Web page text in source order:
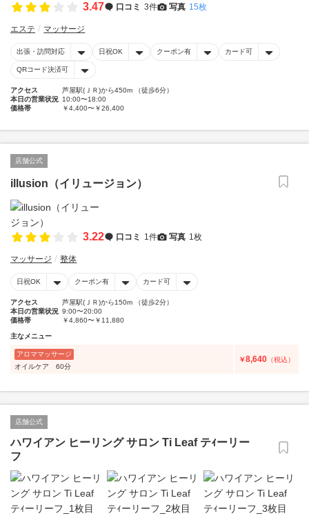
3.47 口コミ 3件 写真 15枚
エステ マッサージ
出張・訪問対応 日祝OK クーポン有 カード可
QRコード決済可
アクセス
芦屋駅(ＪＲ)から450m （徒歩6分）
本日の営業状況 10:00〜18:00
価格帯
￥4,400〜￥26,400
店舗公式
illusion（イリュージョン）
3.22 口コミ 1件 写真 1枚
マッサージ 整体
日祝OK クーポン有 カード可
アクセス
芦屋駅(ＪＲ)から150m （徒歩2分）
本日の営業状況 9:00〜20:00
価格帯
￥4,860〜￥11,880
主なメニュー
アロママッサージ
オイルケア 60分
￥8,640 （税込）
店舗公式
ハワイアン ヒーリング サロン Ti Leaf テｨーリー
フ